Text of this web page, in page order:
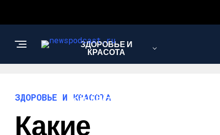
ЗДОРОВЬЕ И
КРАСОТА
ИНТЕРЕСНОЕ И
ПОЗНАВАТЕЛЬНОЕ
ЗДОРОВЬЕ И КРАСОТА
Какие